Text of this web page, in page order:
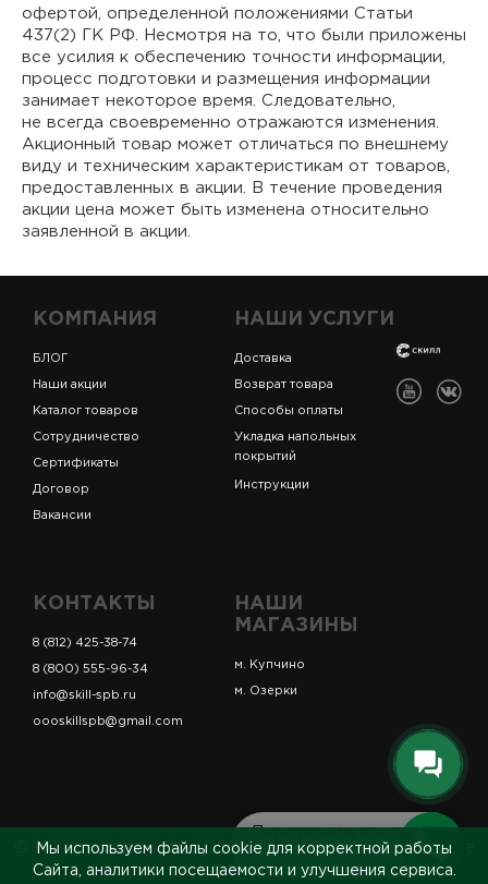
Перезвоним вам
за 5 минут
офертой, определенной положениями Статьи
437(2) ГК РФ. Несмотря на то, что были приложены
все усилия к обеспечению точности информации,
процесс подготовки и размещения информации
занимает некоторое время. Следовательно,
не всегда своевременно отражаются изменения.
Акционный товар может отличаться по внешнему
виду и техническим характеристикам от товаров,
предоставленных в акции. В течение проведения
акции цена может быть изменена относительно
заявленной в акции.
КОМПАНИЯ
БЛОГ
Наши акции
Каталог товаров
Сотрудничество
Сертификаты
Договор
Вакансии
НАШИ УСЛУГИ
Доставка
Возврат товара
Способы оплаты
Укладка напольных
покрытий
Инструкции
КОНТАКТЫ
8 (812) 425-38-74
8 (800) 555-96-34
info@skill-spb.ru
oooskillspb@gmail.com
НАШИ
МАГАЗИНЫ
м. Купчино
м. Озерки
© ИП Коновалов Д.А., ОГРНИП 325784700361023. Все
права защищены.
Мы используем файлы cookie для корректной работы
Сайта, аналитики посещаемости и улучшения сервиса.